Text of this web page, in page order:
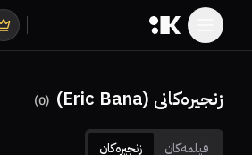
زنجیرەکانی (Eric Bana) (
0
)
فیلمەکان زنجیرەکان